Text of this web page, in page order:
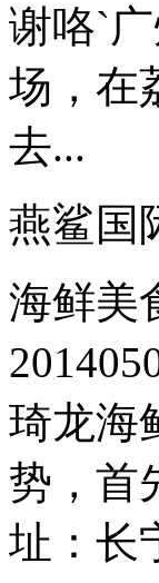
谢咯`
场，在
去...
燕鲨国
海鲜美
琦龙海
势，首
址：长